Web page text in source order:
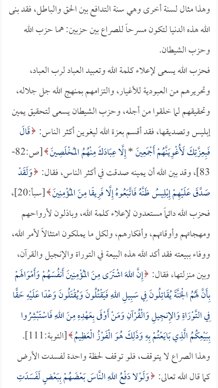
وهذا مثال لسنة أخرى وهي سنة التدافع بين الحق والباطل، فقد بنى
الله هذه الدنيا لتكون مسرحاً للصراع بين حزبين: هما حزب الله
وحزب الشيطان.
فحزب الله يسعى لإعلاء كلمة الله وتعبيد العباد لرب العباد،
وتحريرهم من العبودية للأغيار، والتزامهم بمنهج الله جل جلاله،
وتحقيقهم لما خلقوا من أجله، وحزب الشيطان يسعى لتحقيق يمين
إبليس وتصديقها، فقد أقسم بعزة الله ليغوين أكثر الناس: قَالَ
فَبِعِزَّتِكَ لَأُغْوِيَنَّهُمْ أَجْمَعِينَ*إِلَّا عِبَادَكَ مِنْهُمُ المُخْلَصِينَ
[ص:82-
83]، وقد بين الله أن يمينه صدقت في أكثر الناس، فقال:
وَلَقَدْ
صَدَّقَ عَلَيْهِمْ إِبْلِيسُ ظَنَّهُ فَاتَّبَعُوهُ إِلَّا فَرِيقًا مِنَ المُؤْمِنِينَ
[سبأ:20]،
فحزب الله دائماً مستعدون لإعلاء كلمة الله، وباذلون لأرواحهم
ومهجاتهم وأوقاتهم، وأفكارهم، ولكل ما يملكون امتثالاً لأمر الله،
ووفاء ببيعته فقد أكد الله هذه البيعة في التوراة والإنجيل والقرآن،
وبين منزلتها، فقال: إِنَّ اللهَ اشْتَرَى مِنَ المُؤْمِنِينَ أَنفُسَهُمْ وَأَمْوَالَهمْ
بِأَنَّ لَهُمُ الْجَنَّةَ يُقَاتِلُونَ فِي سَبِيلِ اللهِ فَيَقْتُلُونَ وَيُقْتَلُونَ وَعْدًا عَلَيْهِ حَقًّا
فِي التَّوْرَاةِ وَالإِنجِيلِ وَالْقُرْآنِ وَمَنْ أَوْفَى بِعَهْدِهِ مِنَ اللهِ فَاسْتَبْشِرُوا
بِبَيْعِكُمُ الَّذِي بَايَعْتُمْ بِهِ وَذَلِكَ هُوَ الْفَوْزُ الْعَظِيمُ [التوبة:111].
وهذا الصراع لا يتوقف، فلو توقف لحظة واحدة لفسدت الأرض
كما قال الله تعالى: وَلَوْلا دَفْعُ اللهِ النَّاسَ بَعْضَهُمْ بِبَعْضٍ لَفَسَدَتِ